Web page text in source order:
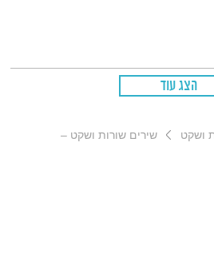
הצג עוד
ושקט
שירים שורות ושקט –